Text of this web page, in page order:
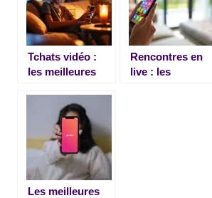
Tchats vidéo :
les meilleures
pour des
rencontres plus
authentiques
Rencontres en
live : les
Les meilleures